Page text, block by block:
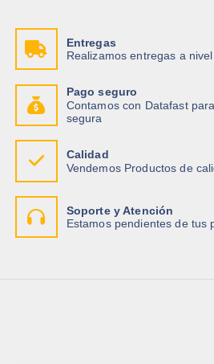
Entregas
Realizamos entregas a
Pago seguro
Contamos con Datafast
segura
Calidad
Vendemos Productos de
Soporte y Atención
Estamos pendientes de tus